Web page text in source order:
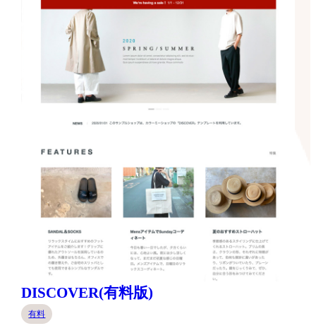
DISCOVER(有料版)
有料